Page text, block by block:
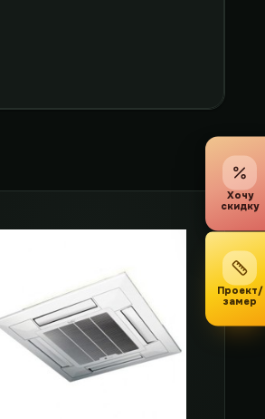
Хочу
скидку
Проект/
замер